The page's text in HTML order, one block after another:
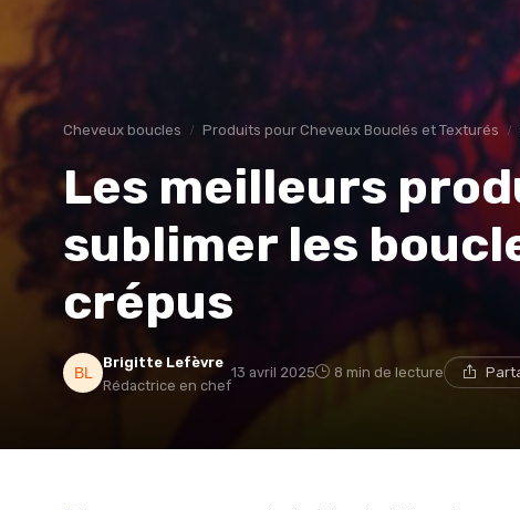
Cheveux boucles Produits pour Cheveux Bouclés et Texturés
Les meilleurs
sublimer les
crépus
Brigitte Lefèvre
Rédactrice en chef
13 avril 2025 8 min de lecture